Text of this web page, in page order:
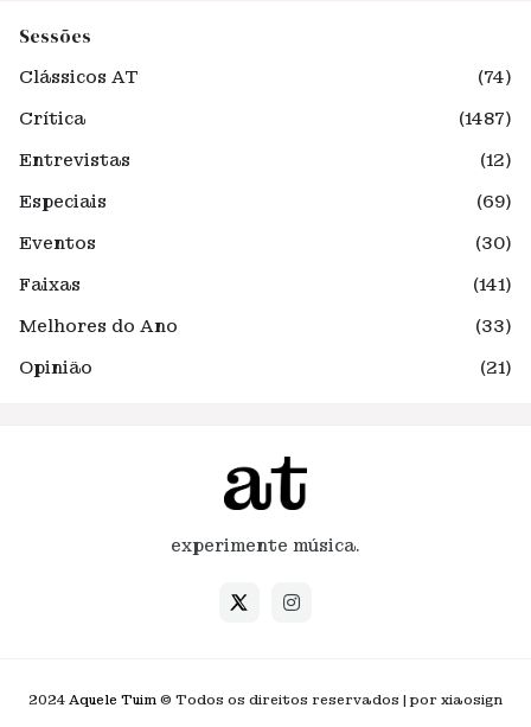
Sessões
Clássicos AT
(74)
Crítica
(1487)
Entrevistas
(12)
Especiais
(69)
Eventos
(30)
Faixas
(141)
Melhores do Ano
(33)
Opinião
(21)
experimente música.
2024 Aquele Tuim © Todos os direitos reservados | por xiaosign